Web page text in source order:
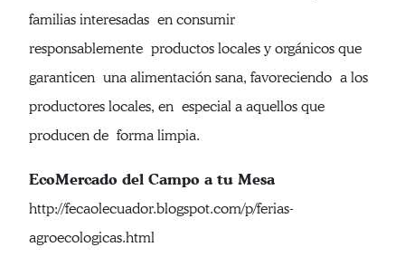
familias interesadas en consumir
responsablemente productos locales y orgánicos que
garanticen una alimentación sana, favoreciendo a los
productores locales, en especial a aquellos que
producen de forma limpia.
EcoMercado del Campo a tu Mesa
http://fecaolecuador.blogspot.com/p/ferias-
agroecologicas.html